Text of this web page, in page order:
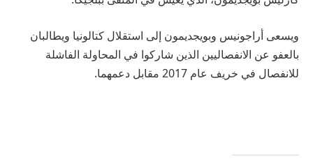
ويسعى أراجونيس وبويجديمون إلى استقلال كتالونيا ويطالبان
بالعفو عن الانفصاليين الذين شاركوا في المحاولة الفاشلة
للانفصال في خريف عام 2017 مقابل دعمهما.